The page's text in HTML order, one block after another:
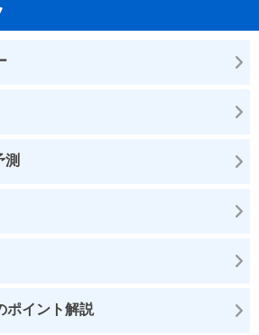
測
ポイント解説